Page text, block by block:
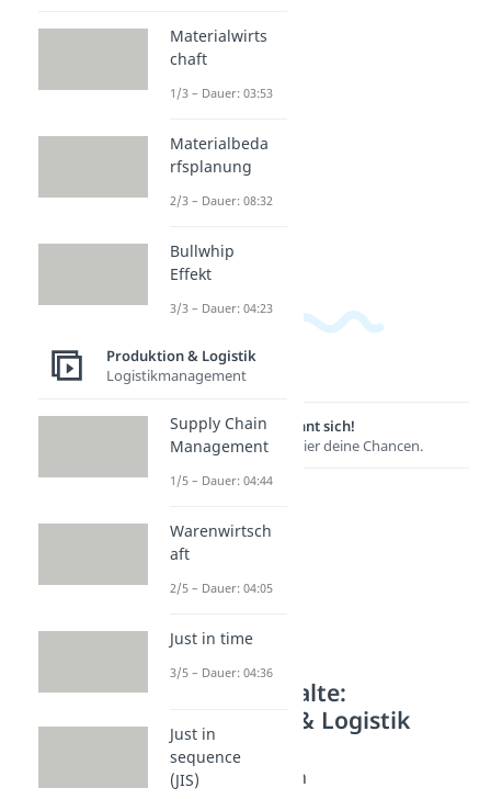
Lernen lohnt sich!
Entdecke hier deine Chancen.
Weitere Inhalte:
Produktion & Logistik
Lagerkennzahlen
Lagerkennzahlen
Materialwirts
chaft
1/3 – Dauer: 03:53
Materialbeda
rfsplanung
2/3 – Dauer: 08:32
Bullwhip
Effekt
3/3 – Dauer: 04:23
Produktion & Logistik
Logistikmanagement
Supply Chain
Management
1/5 – Dauer: 04:44
Warenwirtsch
aft
2/5 – Dauer: 04:05
Just in time
3/5 – Dauer: 04:36
Just in
sequence
(JIS)